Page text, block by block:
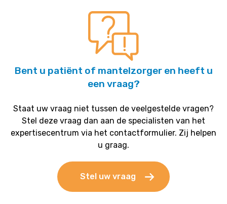
Bent u patiënt of mantelzorger en heeft u
een vraag?
Staat uw vraag niet tussen de veelgestelde vragen?
Stel deze vraag dan aan de specialisten van het
expertisecentrum via het contactformulier. Zij helpen
u graag.
Stel uw vraag